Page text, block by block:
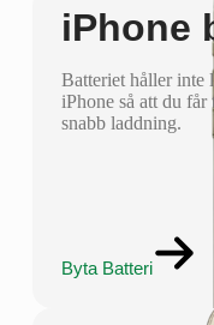
iPhone
Batteriet håller inte
iPhone så att du
snabb laddning.
Byta Batteri